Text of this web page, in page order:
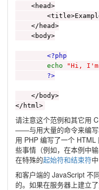
<head>
</head>
<body>
<?php
echo
"Hi, I'm
?>
</body>
</html>
请注意这个范例和其它用
——与用大量的命令来编写
用 PHP 编写了一个
些事情（例如，在本例中
在特殊的起始符和结束符
和客户端的 JavaScript 不
的。如果在服务器上建立